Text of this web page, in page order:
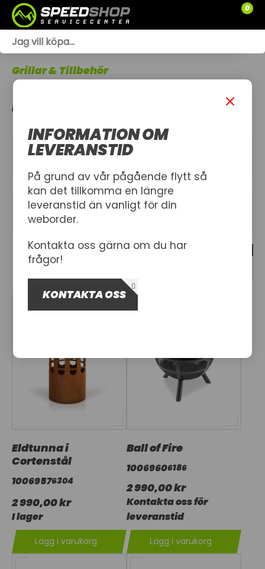
0
SLÄPVAGNAR
Grillar & Tillbehör
ELDSTÄDER
KATEGORIER
FILTER
Eldtunna i
Cortenstål
10069576304
2 990,00 kr
I lager
Lägg i varukorg
Ball of Fire
10069606186
2 990,00 kr
Kontakta oss för
leveranstid
Lägg i varukorg
INFORMATION OM
LEVERANSTID
På grund av vår pågående flytt så
kan det tillkomma en längre
leveranstid än vanligt för din
weborder.
Kontakta oss gärna om du har
frågor!
KONTAKTA OSS